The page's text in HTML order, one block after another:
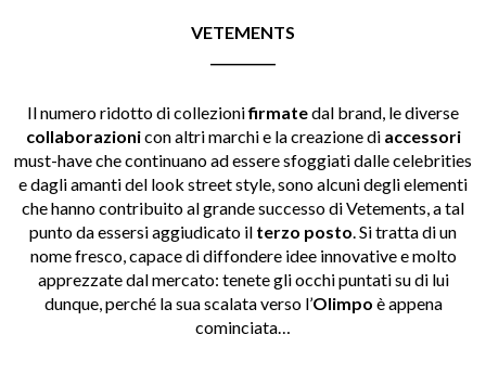
VETEMENTS
Il numero ridotto di collezionifirmatedal brand, le diverse
collaborazionicon altri marchi e la creazione di accessori
must-have che continuano ad essere sfoggiati dalle celebrities
e dagli amanti del look street style, sono alcuni degli elementi
che hanno contribuito al grande successo di Vetements, a tal
punto da essersi aggiudicato il terzo posto. Si tratta di un
nome fresco, capace di diffondere idee innovative e molto
apprezzate dal mercato: tenete gli occhi puntati su di lui
dunque, perché la sua scalata verso l’Olimpo è appena
cominciata…